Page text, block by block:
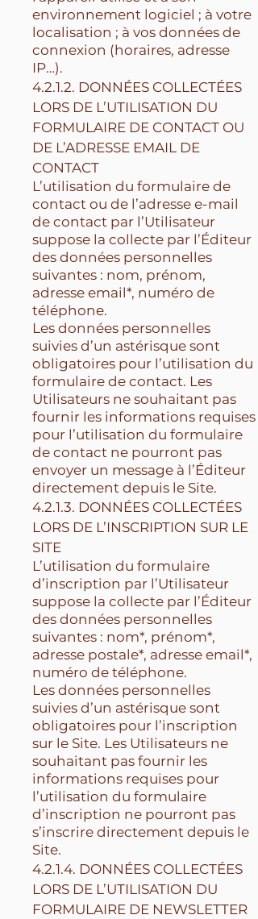
environnement logiciel ; à votre
localisation ; à vos données de
connexion (horaires, adresse
IP…).
4.2.1.2. DONNÉES COLLECTÉES
LORS DE L’UTILISATION DU
FORMULAIRE DE CONTACT OU
DE L’ADRESSE EMAIL DE
CONTACT
L’utilisation du formulaire de
contact ou de l’adresse e-mail
de contact par l’Utilisateur
suppose la collecte par l’Éditeur
des données personnelles
suivantes : nom, prénom,
adresse email*, numéro de
téléphone.
Les données personnelles
suivies d’un astérisque sont
obligatoires pour l’utilisation du
formulaire de contact. Les
Utilisateurs ne souhaitant pas
fournir les informations requises
pour l’utilisation du formulaire
de contact ne pourront pas
envoyer un message à l’Éditeur
directement depuis le Site.
4.2.1.3. DONNÉES COLLECTÉES
LORS DE L’INSCRIPTION SUR LE
SITE
L’utilisation du formulaire
d’inscription par l’Utilisateur
suppose la collecte par l’Éditeur
des données personnelles
suivantes : nom*, prénom*,
adresse postale*, adresse email*,
numéro de téléphone.
Les données personnelles
suivies d’un astérisque sont
obligatoires pour l’inscription
sur le Site. Les Utilisateurs ne
souhaitant pas fournir les
informations requises pour
l’utilisation du formulaire
d’inscription ne pourront pas
s’inscrire directement depuis le
Site.
4.2.1.4. DONNÉES COLLECTÉES
LORS DE L’UTILISATION DU
FORMULAIRE DE NEWSLETTER